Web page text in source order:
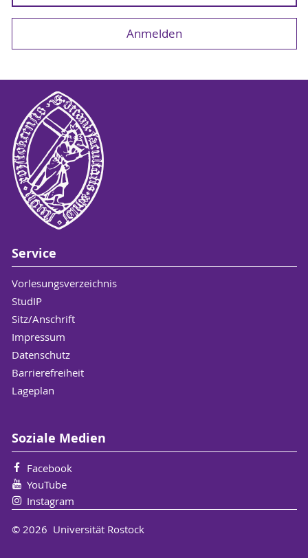
Service
Vorlesungsverzeichnis
StudIP
Sitz/Anschrift
Impressum
Datenschutz
Barrierefreiheit
Lageplan
Soziale Medien
Facebook
YouTube
Instagram
© 2026 Universität Rostock